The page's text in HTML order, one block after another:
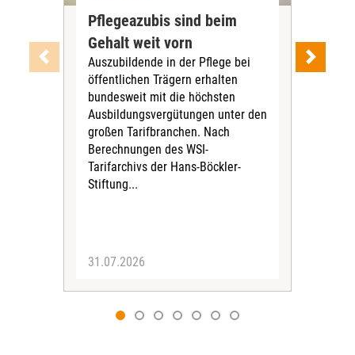
Pflegeazubis sind beim
Gehalt weit vorn
Auszubildende in der Pflege bei
öffentlichen Trägern erhalten
bundesweit mit die höchsten
Ausbildungsvergütungen unter den
großen Tarifbranchen. Nach
Berechnungen des WSI-
Tarifarchivs der Hans-Böckler-
Stiftung...
31.07.2026